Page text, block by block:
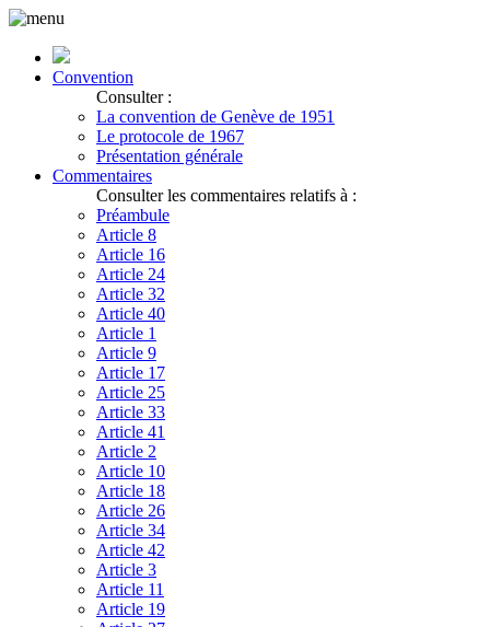
Convention
Consulter :
La convention de Genève de 1951
Le protocole de 1967
Présentation générale
Commentaires
Consulter les commentaires relatifs à :
Préambule
Article 8
Article 16
Article 24
Article 32
Article 40
Article 1
Article 9
Article 17
Article 25
Article 33
Article 41
Article 2
Article 10
Article 18
Article 26
Article 34
Article 42
Article 3
Article 11
Article 19